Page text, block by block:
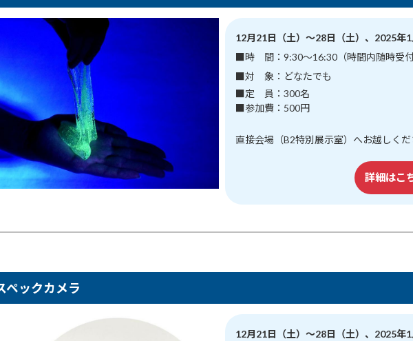
12月21日（土）～28日（土）、2025年1
■時 間：9:30～16:30（時間内随時受付
■対 象：どなたでも
■定 員：300名
■参加費：500円
直接会場（B2特別展示室）へお越しくだ
詳細はこ
ペックカメラ
12月21日（土）～28日（土）、2025年1